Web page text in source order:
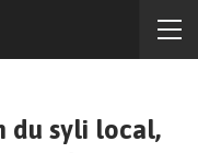
du syli local,